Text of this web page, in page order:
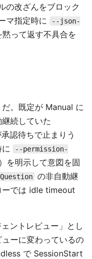
の改ざんをブロック
マ指定時に
--json-
って返す不具合を
。既定が Manual に
続していた
認待ちで止まりう
--permission-
）を明示して意図を固
の非自動継
ーでは idle timeout
ントレビュー」とし
ーに変わっているの
で SessionStart